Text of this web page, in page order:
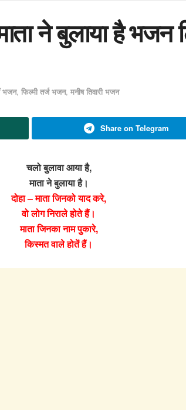
ने बुलाया है भजन
भजन, फिल्मी तर्ज भजन, मनीष तिवारी भजन
Share on Telegram
चलो बुलावा आया है,
माता ने बुलाया है।
दोहा – माता जिनको याद करे,
वो लोग निराले होते हैं।
माता जिनका नाम पुकारे,
किस्मत वाले होतें हैं।